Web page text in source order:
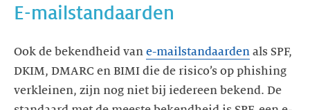
E-mailstandaarden
Ook de bekendheid van e-mailstandaarden als SPF,
DKIM, DMARC en BIMI die de risico’s op phishing
verkleinen, zijn nog niet bij iedereen bekend. De